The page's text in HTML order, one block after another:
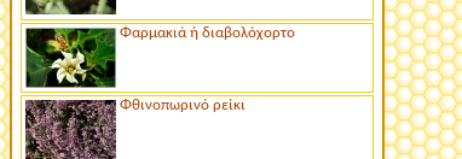
Φαρμακιά ή διαβολόχορτο
Φθινοπωρινό ρείκι